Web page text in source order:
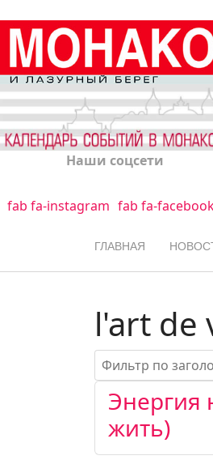
Наши соцсети
fab fa-instagram fab fa-
ГЛАВНАЯ
l'art de
Фильтр по
Энергия
жить)